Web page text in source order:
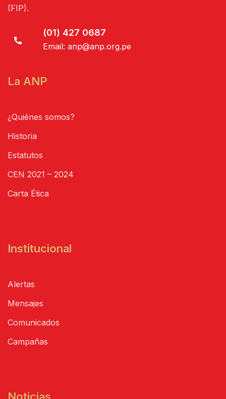
(FIP).
(01) 427 0687
Email: anp@anp.org.pe
La ANP
¿Quiénes somos?
Historia
Estatutos
CEN 2021 – 2024
Carta Ética
Institucional
Alertas
Mensajes
Comunicados
Campañas